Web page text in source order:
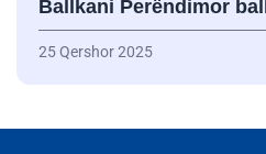
Ballkani Perëndimor
25 Qershor 2025